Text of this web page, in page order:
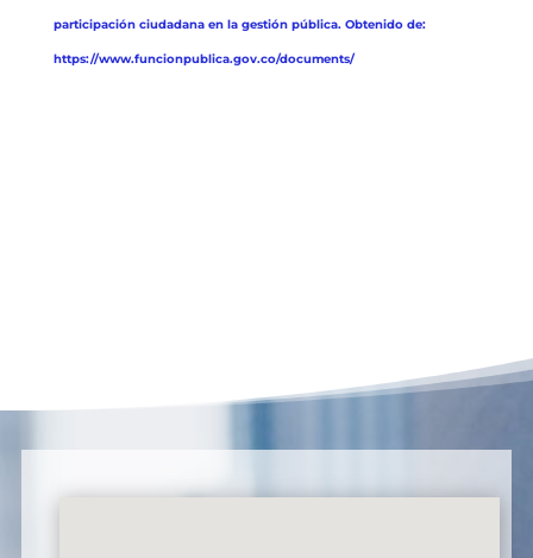
participación ciudadana en la gestión pública. Obtenido de:
https://www.funcionpublica.gov.co/documents/